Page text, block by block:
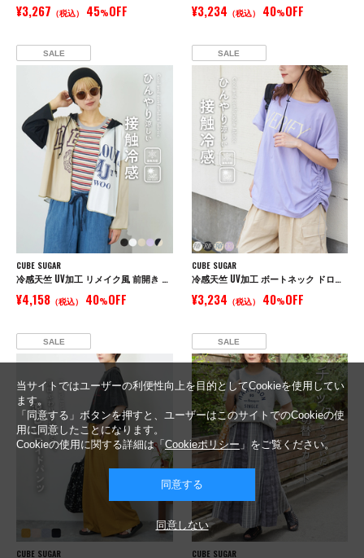
¥3,267 （税込） 45%OFF ¥3,234 （税込） 40%OFF
SALE
CUBE SUGAR
冷感天竺 UV加工 リメイク風 前開き パーカー
¥4,158 （税込） 40%OFF
SALE
CUBE SUGAR
冷感天竺 UV加工 ボートネック ドロスト Tシャツ
¥3,234 （税込） 40%OFF
SALE
CUBE SUGAR
SALE
CUBE SUGAR
当サイトではユーザーの利便性向上を目的としてCookieを使用してい
ます。
「同意する」ボタンを押すと、ユーザーはこのサイトでのCookieの使
用に同意したことになります。
Cookieの使用に関する詳細は「 Cookieポリシー 」をご覧ください。
同意する
同意しない